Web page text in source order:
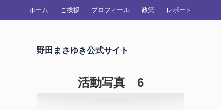
ホーム ご挨拶 プロフィール 政策 レポート
野田まさゆき公式サイト
活動写真 6